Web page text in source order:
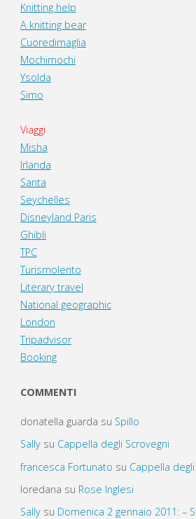
Knitting help
A knitting bear
Cuoredimaglia
Mochimochi
Ysolda
Simo
Viaggi
Misha
Irlanda
Santa
Seychelles
Disneyland Paris
Ghibli
TPC
Turismolento
Literary travel
National geographic
London
Tripadvisor
Booking
COMMENTI
donatella guarda su Spillo
Sallysu Cappella degli Scrovegni
francesca Fortunato su Cappella
loredana su Rose Inglesi
Sallysu Domenica 2 gennaio 2011: –